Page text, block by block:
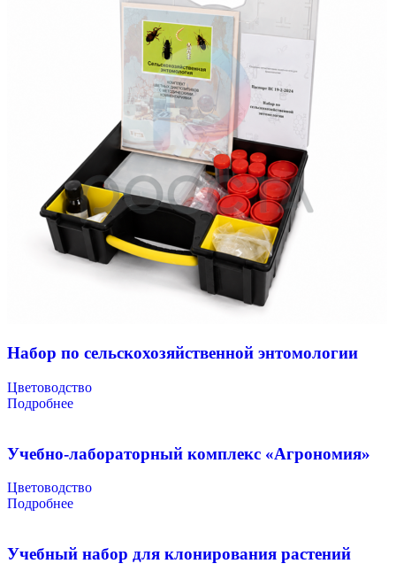
Набор по сельскохозяйственной энтомологии
Цветоводство
Подробнее
Учебно-лабораторный комплекс «Агрономия»
Цветоводство
Подробнее
Учебный набор для клонирования растений